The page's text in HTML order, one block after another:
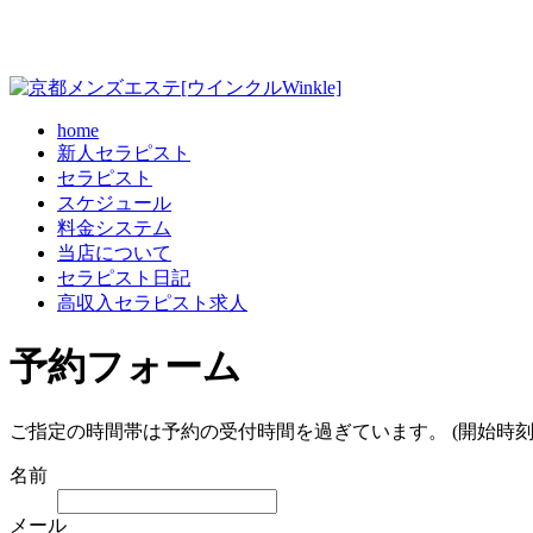
home
新人セラピスト
セラピスト
スケジュール
料金システム
当店について
セラピスト日記
高収入セラピスト求人
予約フォーム
ご指定の時間帯は予約の受付時間を過ぎています。 (開始時
名前
メール